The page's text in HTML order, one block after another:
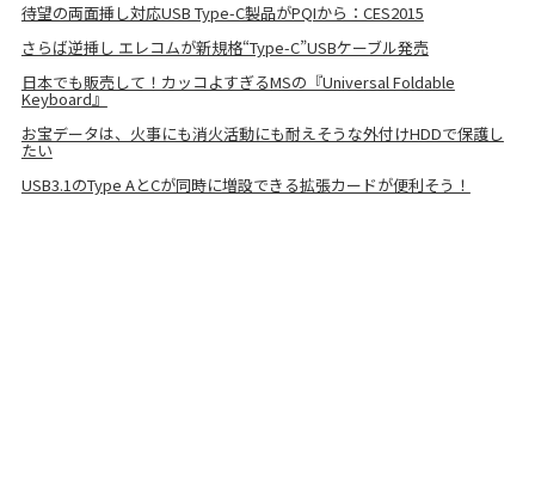
待望の両面挿し対応USB Type-C製品がPQIから：CES2015
さらば逆挿し エレコムが新規格“Type-C”USBケーブル発売
日本でも販売して！カッコよすぎるMSの『Universal Foldable
Keyboard』
お宝データは、火事にも消火活動にも耐えそうな外付けHDDで保護し
たい
USB3.1のType AとCが同時に増設できる拡張カードが便利そう！